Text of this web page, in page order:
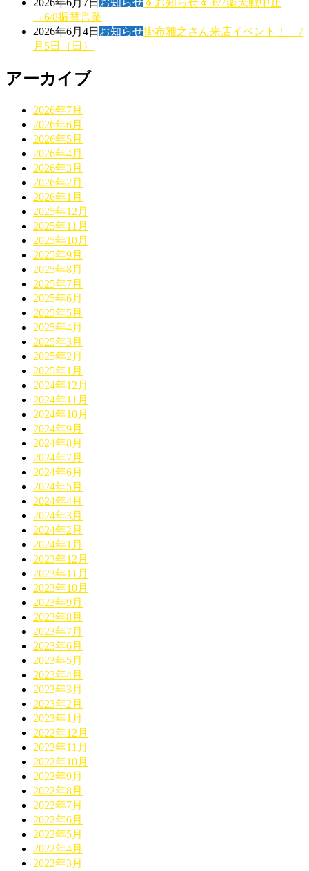
2026年6月7日 お知らせ🔸お知らせ🔸 6/7楽天戦中止
→6/8振替営業
2026年6月4日 お知らせ掛布雅之さん来店イベント！ 7
月5日（日）
アーカイブ
2026年7月
2026年6月
2026年5月
2026年4月
2026年3月
2026年2月
2026年1月
2025年12月
2025年11月
2025年10月
2025年9月
2025年8月
2025年7月
2025年6月
2025年5月
2025年4月
2025年3月
2025年2月
2025年1月
2024年12月
2024年11月
2024年10月
2024年9月
2024年8月
2024年7月
2024年6月
2024年5月
2024年4月
2024年3月
2024年2月
2024年1月
2023年12月
2023年11月
2023年10月
2023年9月
2023年8月
2023年7月
2023年6月
2023年5月
2023年4月
2023年3月
2023年2月
2023年1月
2022年12月
2022年11月
2022年10月
2022年9月
2022年8月
2022年7月
2022年6月
2022年5月
2022年4月
2022年3月